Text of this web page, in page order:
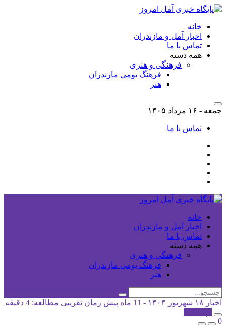
خانه
اخبار آمل و مازندران
تماس با ما
همه دسته
فرهنگی و هنری
فرهنگ بومی مازندران
هنر
جمعه - ۱۶ مرداد ۱۴۰۵
تماس با ما
خانه
اخبار آمل و مازندران
تماس با ما
همه دسته
فرهنگی و هنری
فرهنگ بومی مازندران
هنر
اخبار ۱۸ شهریور ۱۴۰۴ - 11 ماه پیش
زمان تقریبی مطالعه: 4 دقیقه
0